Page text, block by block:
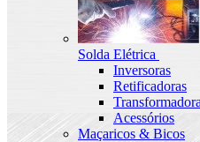
Solda Elétrica
Inversoras
Retificadoras
Acessórios
Maçaricos & Bicos